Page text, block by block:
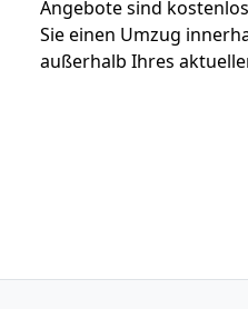
Angebote sind
Sie einen Umzug
außerhalb Ihres